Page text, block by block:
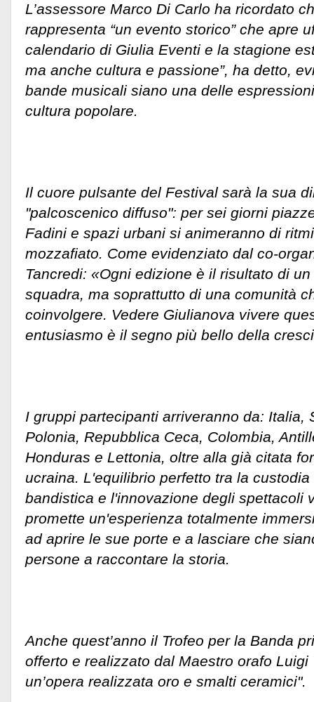
L’assessore Marco Di Carlo ha ricordato
rappresenta “un evento storico” che apre
calendario di Giulia Eventi e la stagione
ma anche cultura e passione”, ha detto,
bande musicali siano una delle
cultura popolare.
Il cuore pulsante del Festival sarà la sua
"palcoscenico diffuso": per sei giorni
Fadini e spazi urbani si animeranno di
mozzafiato. Come evidenziato dal co-
Tancredi: «Ogni edizione è il risultato di
squadra, ma soprattutto di una comunità
coinvolgere. Vedere Giulianova vivere
entusiasmo è il segno più bello della
I gruppi partecipanti arriveranno da: Italia,
Polonia, Repubblica Ceca, Colombia,
Honduras e Lettonia, oltre alla già citata
ucraina. L'equilibrio perfetto tra la
bandistica e l'innovazione degli spettacoli
promette un'esperienza totalmente
ad aprire le sue porte e a lasciare che
persone a raccontare la storia.
Anche quest’anno il Trofeo per la Banda
offerto e realizzato dal Maestro orafo Luigi
un’opera realizzata oro e smalti ceramici".